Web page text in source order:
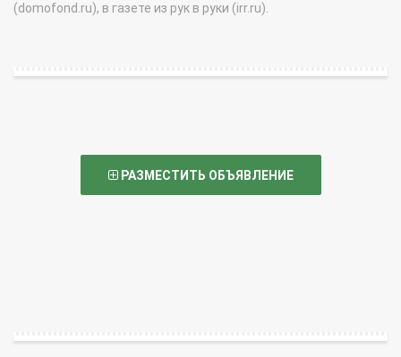
(domofond.ru), в газете из рук в руки (irr.ru).
РАЗМЕСТИТЬ ОБЪЯВЛЕНИЕ